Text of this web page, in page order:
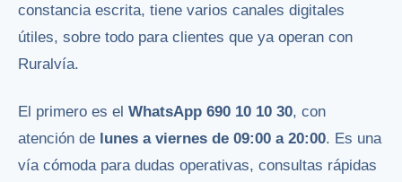
constancia escrita, tiene varios canales digitales
útiles, sobre todo para clientes que ya operan con
Ruralvía.
El primero es el WhatsApp 690 10 10 30, con
atención de lunes a viernes de 09:00 a 20:00. Es una
vía cómoda para dudas operativas, consultas rápidas